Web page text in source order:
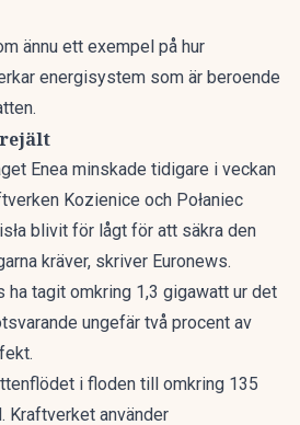
ännu ett exempel på hur
energisystem som är beroende
Enea minskade tidigare i veckan
Kozienice och Połaniec
blivit för lågt för att säkra den
kräver, skriver Euronews.
ha tagit omkring 1,3 gigawatt ur det
ungefär två procent av
i floden till omkring 135
Kraftverket använder